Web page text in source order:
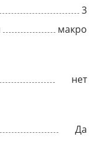
3
макро
нет
Да